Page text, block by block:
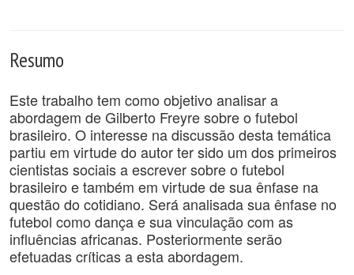
Resumo
Este trabalho tem como objetivo analisar a
abordagem de Gilberto Freyre sobre o futebol
brasileiro. O interesse na discussão desta temática
partiu em virtude do autor ter sido um dos primeiros
cientistas sociais a escrever sobre o futebol
brasileiro e também em virtude de sua ênfase na
questão do cotidiano. Será analisada sua ênfase no
futebol como dança e sua vinculação com as
influências africanas. Posteriormente serão
efetuadas críticas a esta abordagem.